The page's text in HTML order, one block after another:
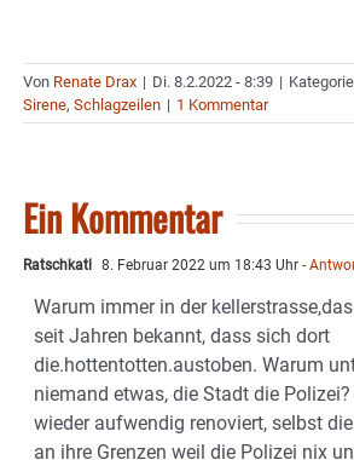
Von Renate Drax | Di. 8.2.2022 - 8:39 |
Sirene, Schlagzeilen | 1 Kommentar
Ein Kommentar
Ratschkatl 8. Februar 2022 um 18:43 Uhr -
Warum immer in der
seit Jahren bekannt, dass sich dort
die.hottentotten.austoben. Warum
niemand etwas, die Stadt die
wieder aufwendig renoviert, selbst
an ihre Grenzen weil die Polizei nix